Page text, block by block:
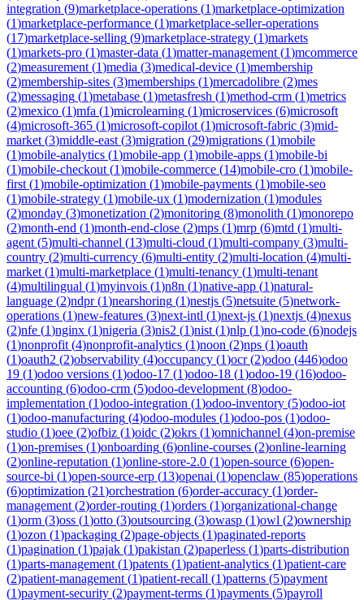
integration (9)marketplace-operations (1)marketplace-optimization
(1)marketplace-performance (1)marketplace-seller-operations
(17)marketplace-selling (9)marketplace-strategy (1)markets
(1)markets-pro (1)master-data (1)matter-management (1)mcommerce
(2)measurement (1)media (3)medical-device (1)membership
(2)membership-sites (3)memberships (1)mercadolibre (2)mes
(2)messaging (1)metabase (1)metasfresh (1)method-crm (1)metrics
(2)mexico (1)mfa (1)microlearning (1)microservices (6)microsoft
(4)microsoft-365 (1)microsoft-copilot (1)microsoft-fabric (3)mid-
market (3)middle-east (3)migration (29)migrations (1)mobile
(1)mobile-analytics (1)mobile-app (1)mobile-apps (1)mobile-bi
(1)mobile-checkout (1)mobile-commerce (14)mobile-cro (1)mobile-
first (1)mobile-optimization (1)mobile-payments (1)mobile-seo
(1)mobile-strategy (1)mobile-ux (1)modernization (1)modules
(2)monday (3)monetization (2)monitoring (8)monolith (1)monorepo
(2)month-end (1)month-end-close (2)mps (1)mrp (6)mtd (1)multi-
agent (5)multi-channel (13)multi-cloud (1)multi-company (3)multi-
country (2)multi-currency (6)multi-entity (2)multi-location (4)multi-
market (1)multi-marketplace (1)multi-tenancy (1)multi-tenant
(4)multilingual (1)myinvois (1)n8n (1)native-app (1)natural-
language (2)ndpr(1)nearshoring (1)nestjs (5)netsuite (5)network-
operations (1)new-features (3)next-intl (1)next-js (1)nextjs (4)nexus
(2)nfe (1)nginx (1)nigeria (3)nis2 (1)nist (1)nlp (1)no-code (6)nodejs
(1)nonprofit (4)nonprofit-analytics (1)noon (2)nps (1)oauth
(1)oauth2 (2)observability (4)occupancy (1)ocr(2)odoo (446)odoo
19 (1)odoo versions (1)odoo-17 (1)odoo-18 (1)odoo-19 (16)odoo-
accounting (6)odoo-crm (5)odoo-development (8)odoo-
implementation (1)odoo-integration (1)odoo-inventory (5)odoo-iot
(1)odoo-manufacturing (4)odoo-modules (1)odoo-pos (1)odoo-
studio (1)oee (2)ofbiz (1)oidc (2)okrs (1)omnichannel (4)on-premise
(1)on-premises (1)onboarding (6)online-courses (2)online-learning
(2)online-reputation (1)online-store-2.0 (1)open-source (6)open-
source-bi (1)open-source-erp (13)openai (1)openclaw (85)operations
(6)optimization (21)orchestration (6)order-accuracy (1)order-
management (2)order-routing (1)orders (1)organizational-change
(1)orm (3)oss (1)otto (3)outsourcing (3)owasp (1)owl (2)ownership
(1)ozon (1)packaging (2)page-objects (1)paginated-reports
(1)pagination (1)pajak (1)pakistan (2)paperless (1)parts-distribution
(1)parts-management (1)patents (1)patient-analytics (1)patient-care
(2)patient-management (1)patient-recall (1)patterns (5)payment
(1)payment-security (2)payment-terms (1)payments (5)payroll